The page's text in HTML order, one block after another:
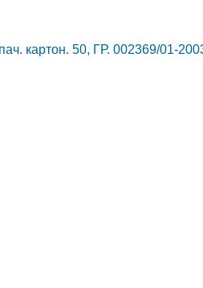
картон. 50, ГР. 002369/01-